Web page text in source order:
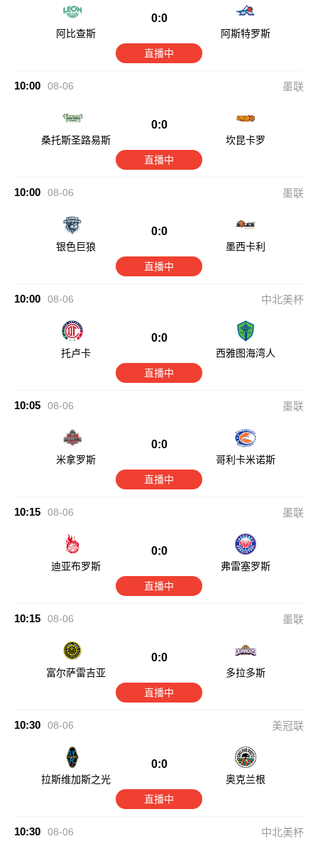
阿比查斯
0:0
阿斯特罗斯
直播中
10:00 08-06 墨联
桑托斯圣路易斯
0:0
坎昆卡罗
直播中
10:00 08-06 墨联
银色巨狼
0:0
墨西卡利
直播中
10:00 08-06 中北美杯
托卢卡
0:0
西雅图海湾人
直播中
10:05 08-06 墨联
米拿罗斯
0:0
哥利卡米诺斯
直播中
10:15 08-06 墨联
迪亚布罗斯
0:0
弗雷塞罗斯
直播中
10:15 08-06 墨联
富尔萨雷吉亚
0:0
多拉多斯
直播中
10:30 08-06 美冠联
拉斯维加斯之光
0:0
奥克兰根
直播中
10:30 08-06 中北美杯